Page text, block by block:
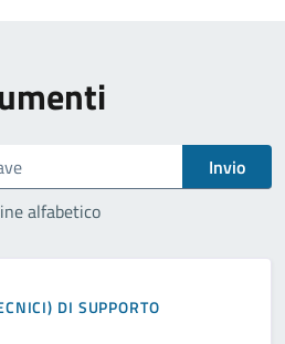
Invio
alfabetico
DI SUPPORTO